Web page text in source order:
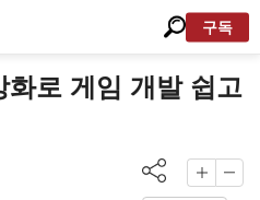
구독
로 게임 개발 쉽고